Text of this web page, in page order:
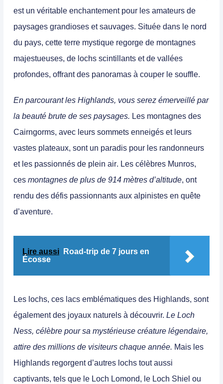
est un véritable enchantement pour les amateurs de
paysages grandioses et sauvages. Située dans le nord
du pays, cette terre mystique regorge de montagnes
majestueuses, de lochs scintillants et de vallées
profondes, offrant des panoramas à couper le souffle.
En parcourant les Highlands, vous serez émerveillé par
la beauté brute de ses paysages. Les montagnes des
Cairngorms, avec leurs sommets enneigés et leurs
vastes plateaux, sont un paradis pour les randonneurs
et les passionnés de plein air. Les célèbres Munros,
ces montagnes de plus de 914 mètres d’altitude, ont
rendu des défis passionnants aux alpinistes en quête
d’aventure.
Lire aussi
Road-trip de 7 jours en
Écosse
Les lochs, ces lacs emblématiques des Highlands, sont
également des joyaux naturels à découvrir. Le Loch
Ness, célèbre pour sa mystérieuse créature légendaire,
attire des millions de visiteurs chaque année. Mais les
Highlands regorgent d’autres lochs tout aussi
captivants, tels que le Loch Lomond, le Loch Shiel ou